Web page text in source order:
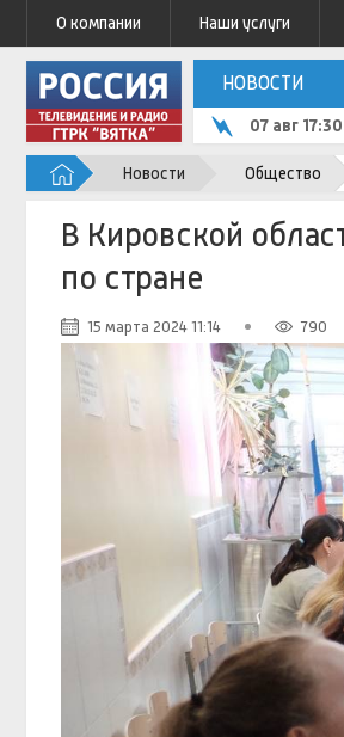
О компании Наши услуги
НОВОСТИ
07 авг 17:30
Новости Общество
В Кировской
по стране
15 марта 2024 11:14 790